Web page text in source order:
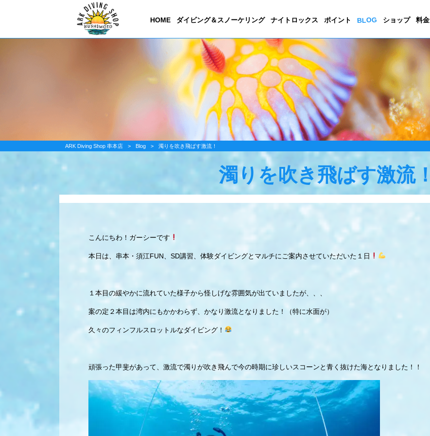
HOME ダイビング＆スノーケリング ナイトロックス ポイント BLOG ショップ 料金
ARK Diving Shop 串本店 > Blog > 濁りを吹き飛ばす激流！
濁りを吹き飛ばす激流！
こんにちわ！ガーシーです
本日は、串本・須江FUN、SD講習、体験ダイビングとマルチにご案内させていただいた１日
１本目の緩やかに流れていた様子から怪しげな雰囲気が出ていましたが、、、
案の定２本目は湾内にもかかわらず、かなり激流となりました！（特に水面が）
久々のフィンフルスロットルなダイビング！
頑張った甲斐があって、激流で濁りが吹き飛んで今の時期に珍しいスコーンと青く抜けた海となりました！！